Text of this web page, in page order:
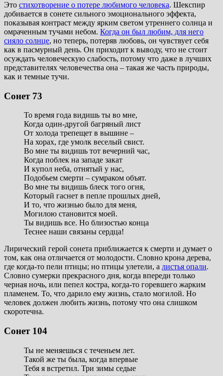
Это стихотворение о потере любимого человека. Шекспир
добивается в сонете сильного эмоционального эффекта,
показывая контраст между ярким светом утреннего солнца и
омраченным тучами небом. Когда он был любим, для него
сияло солнце, но теперь, потеряв любовь, он чувствует себя
как в пасмурный день. Он приходит к выводу, что не стоит
осуждать человеческую слабость, потому что даже в лучших
представителях человечества она – такая же часть природы,
как и темные тучи.
Сонет 73
То время года видишь ты во мне,
Когда один-другой багряный лист
От холода трепещет в вышине –
На хорах, где умолк веселый свист.
Во мне ты видишь тот вечерний час,
Когда поблек на западе закат
И купол неба, отнятый у нас,
Подобьем смерти – сумраком объят.
Во мне ты видишь блеск того огня,
Который гаснет в пепле прошлых дней,
И то, что жизнью было для меня,
Могилою становится моей.
Ты видишь все. Но близостью конца
Теснее наши связаны сердца!
Лирический герой сонета приближается к смерти и думает о
том, как она отличается от молодости. Словно крона дерева,
где когда-то пели птицы; но птицы улетели, а листья опали.
Словно сумерки прекрасного дня, когда впереди только
черная ночь, или пепел костра, когда-то горевшего жарким
пламенем. То, что дарило ему жизнь, стало могилой. Но
человек должен любить жизнь, потому что она слишком
скоротечна.
Сонет 104
Ты не меняешься с теченьем лет.
Такой же ты была, когда впервые
Тебя я встретил. Три зимы седые